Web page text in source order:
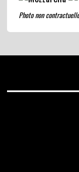
Photo non contractuelle